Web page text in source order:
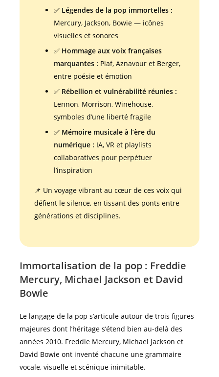
✅ Légendes de la pop immortelles :
Mercury, Jackson, Bowie — icônes
visuelles et sonores
✅ Hommage aux voix françaises
marquantes : Piaf, Aznavour et Berger,
entre poésie et émotion
✅ Rébellion et vulnérabilité réunies :
Lennon, Morrison, Winehouse,
symboles d’une liberté fragile
✅ Mémoire musicale à l’ère du
numérique : IA, VR et playlists
collaboratives pour perpétuer
l’inspiration
📌 Un voyage vibrant au cœur de ces voix qui
défient le silence, en tissant des ponts entre
générations et disciplines.
Immortalisation de la pop : Freddie
Mercury, Michael Jackson et David
Bowie
Le langage de la pop s’articule autour de trois figures
majeures dont l’héritage s’étend bien au-delà des
années 2010. Freddie Mercury, Michael Jackson et
David Bowie ont inventé chacune une grammaire
vocale, visuelle et scénique inimitable.